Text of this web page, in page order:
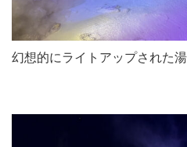
幻想的にライトアップされた湯